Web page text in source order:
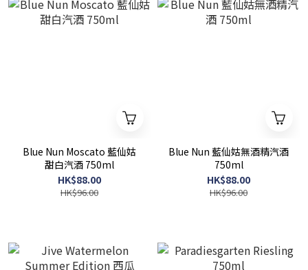
Blue Nun Moscato 藍仙姑
甜白汽酒 750ml
HK$88.00
HK$96.00
Blue Nun 藍仙姑無酒精汽酒
750ml
HK$88.00
HK$96.00